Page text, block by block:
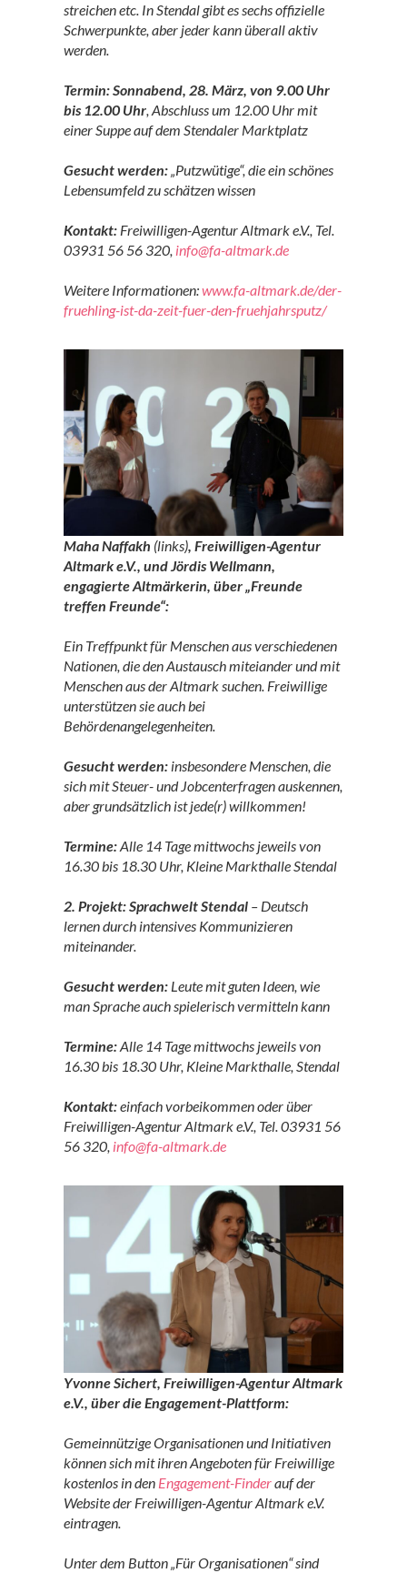
streichen etc. In Stendal gibt es sechs offizielle
Schwerpunkte, aber jeder kann überall aktiv
werden.
Termin:Sonnabend, 28. März, von 9.00 Uhr
bis 12.00 Uhr, Abschluss um 12.00 Uhr mit
einer Suppe auf dem Stendaler Marktplatz
Gesucht werden:„Putzwütige“, die ein schönes
Lebensumfeld zu schätzen wissen
Kontakt: Freiwilligen-Agentur Altmark e.V., Tel.
03931 56 56 320, info@fa-altmark.de
Weitere Informationen:www.fa-altmark.de/der-
fruehling-ist-da-zeit-fuer-den-fruehjahrsputz/
Maha Naffakh (links), Freiwilligen-Agentur
Altmark e.V., und Jördis Wellmann,
engagierte Altmärkerin, über „Freunde
treffen Freunde“:
Ein Treffpunkt für Menschen aus verschiedenen
Nationen, die den Austausch miteiander und mit
Menschen aus der Altmark suchen. Freiwillige
unterstützen sie auch bei
Behördenangelegenheiten.
Gesucht werden: insbesondere Menschen, die
sich mit Steuer- und Jobcenterfragen auskennen,
aber grundsätzlich ist jede(r) willkommen!
Termine:Alle 14 Tage mittwochs jeweils von
16.30 bis 18.30 Uhr, Kleine Markthalle Stendal
2. Projekt: Sprachwelt Stendal – Deutsch
lernen durch intensives Kommunizieren
miteinander.
Gesucht werden: Leute mit guten Ideen, wie
man Sprache auch spielerisch vermitteln kann
Termine:Alle 14 Tage mittwochs jeweils von
16.30 bis 18.30 Uhr, Kleine Markthalle, Stendal
Kontakt:einfach vorbeikommen oder über
Freiwilligen-Agentur Altmark e.V., Tel. 03931 56
56 320, info@fa-altmark.de
Yvonne Sichert, Freiwilligen-Agentur Altmark
e.V., über dieEngagement-Plattform:
Gemeinnützige Organisationen und Initiativen
können sich mit ihren Angeboten für Freiwillige
kostenlos in den Engagement-Finderauf der
Website der Freiwilligen-Agentur Altmark e.V.
eintragen.
Unter dem Button „Für Organisationen“ sind